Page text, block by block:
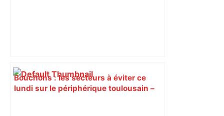
Bouchons : les secteurs à éviter ce
lundi sur le périphérique toulousain –